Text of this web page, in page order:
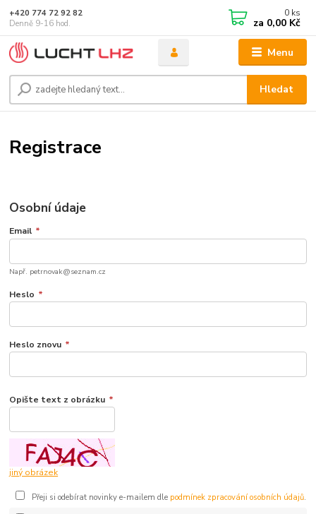
Menu
Hledat
+420 774 72 92 82
Denně 9-16 hod.
0 ks
za 0,00 Kč
Registrace
Osobní údaje
Email *
Např. petrnovak@seznam.cz
Heslo *
Heslo znovu *
Opište text z obrázku *
jiný obrázek
Přeji si odebírat novinky e-mailem dle podmínek zpracování osobních údajů.